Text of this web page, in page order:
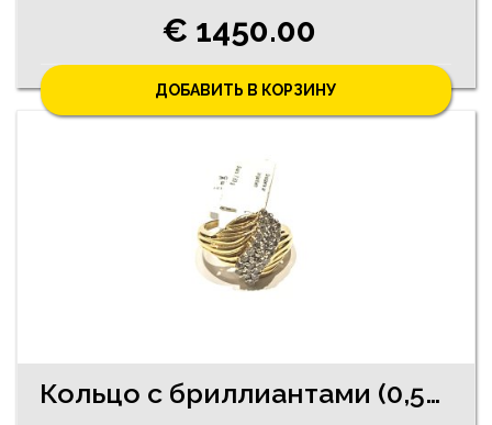
€ 1450.00
ДОБАВИТЬ В КОРЗИНУ
Кольцо с бриллиантами (0,54 ct) 1160-1151